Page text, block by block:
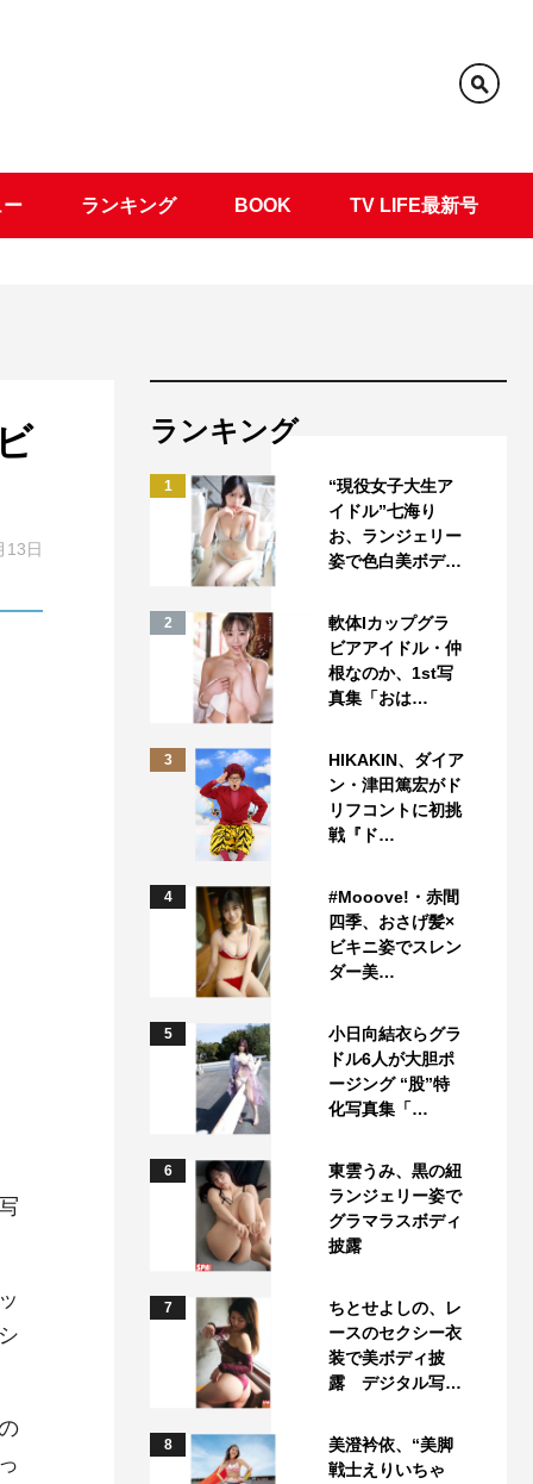
ー ランキング BOOK TV LIFE最新号
13日
ランキング
1
“現役女子大生ア
イドル”七海り
お、ランジェリー
姿で色白美ボデ…
2
軟体Iカップグラ
ビアアイドル・仲
根なのか、1st写
真集「おは…
3
HIKAKIN、ダイア
ン・津田篤宏がド
リフコントに初挑
戦『ド…
4
#Mooove!・赤間
四季、おさげ髪×
ビキニ姿でスレン
ダー美…
5
小日向結衣らグラ
ドル6人が大胆ポ
ージング “股”特
化写真集「…
6
東雲うみ、黒の紐
ランジェリー姿で
グラマラスボディ
披露
7
ちとせよしの、レ
ースのセクシー衣
装で美ボディ披
露 デジタル写…
8
美澄衿依、“美脚
戦士えりいちゃ